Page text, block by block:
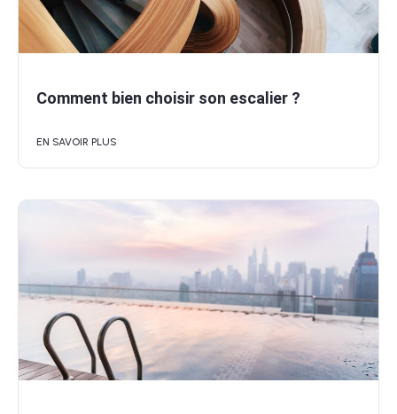
Comment bien choisir son escalier ?
EN SAVOIR PLUS